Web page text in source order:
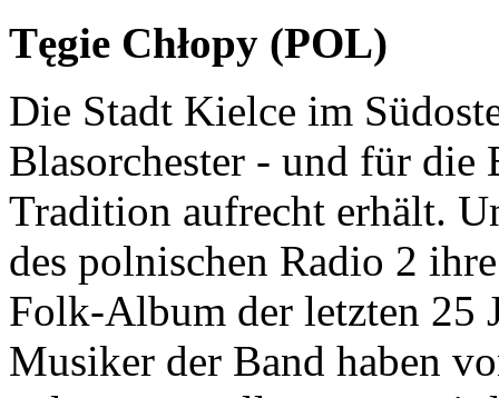
Tęgie Chłopy (POL)
Die Stadt Kielce im
Blasorchester - und für die
Tradition aufrecht erhält.
des polnischen Radio 2
Folk-Album der letzten 25
Musiker der Band haben